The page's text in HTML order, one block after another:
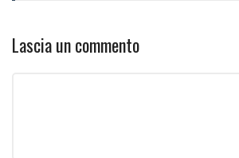
Lascia un commento